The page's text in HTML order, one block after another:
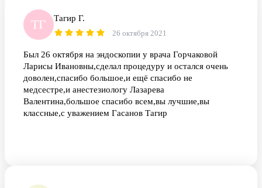
ТГ Тагир Г.
26 октября 2021
Был 26 октября на эндоскопии у врача Горчаковой
Ларисы Ивановны,сделал процедуру и остался очень
доволен,спасибо большое,и ещё спасибо не
медсестре,и анестезиологу Лазарева
Валентина,большое спасибо всем,вы лучшие,вы
классные,с уважением Гасанов Тагир